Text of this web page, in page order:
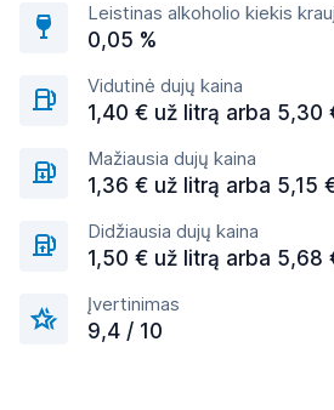
Leistinas alkoholio kiekis
0,05 %
Vidutinė dujų kaina
1,40 € už litrą arba 5,30
Mažiausia dujų kaina
1,36 € už litrą arba 5,15
Didžiausia dujų kaina
1,50 € už litrą arba 5,68
Įvertinimas
9,4 / 10